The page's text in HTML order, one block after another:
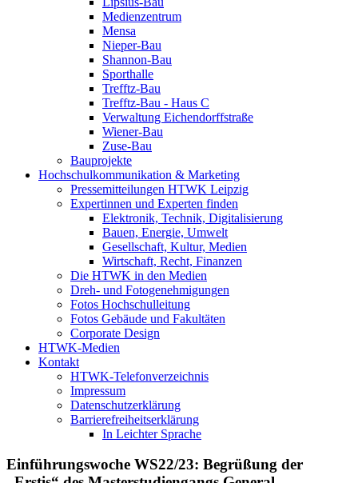
Medienzentrum
Mensa
Nieper-Bau
Shannon-Bau
Sporthalle
Trefftz-Bau
Trefftz-Bau - Haus C
Verwaltung Eichendorffstraße
Wiener-Bau
Zuse-Bau
Bauprojekte
Hochschulkommunikation & Marketing
Pressemitteilungen HTWK Leipzig
Expertinnen und Experten finden
Elektronik, Technik, Digitalisierung
Bauen, Energie, Umwelt
Gesellschaft, Kultur, Medien
Wirtschaft, Recht, Finanzen
Die HTWK in den Medien
Dreh- und Fotogenehmigungen
Fotos Hochschulleitung
Fotos Gebäude und Fakultäten
Corporate Design
HTWK-Medien
Kontakt
HTWK-Telefonverzeichnis
Impressum
Datenschutzerklärung
Barrierefreiheitserklärung
In Leichter Sprache
Einführungswoche WS22/23: Begrüßung der